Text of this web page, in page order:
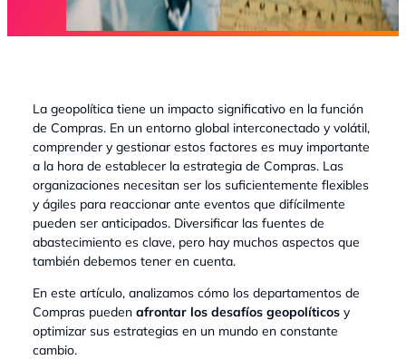
La geopolítica tiene un impacto significativo en la función
de Compras. En un entorno global interconectado y volátil,
comprender y gestionar estos factores es muy importante
a la hora de establecer la estrategia de Compras. Las
organizaciones necesitan ser los suficientemente flexibles
y ágiles para reaccionar ante eventos que difícilmente
pueden ser anticipados. Diversificar las fuentes de
abastecimiento es clave, pero hay muchos aspectos que
también debemos tener en cuenta.
En este artículo, analizamos cómo los departamentos de
Compras pueden afrontar los desafíos geopolíticos y
optimizar sus estrategias en un mundo en constante
cambio.